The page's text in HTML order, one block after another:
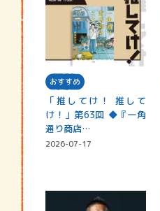
おすすめ
「推してけ！ 推して
け！」第63回 ◆『一角
通り商店…
2026-07-17